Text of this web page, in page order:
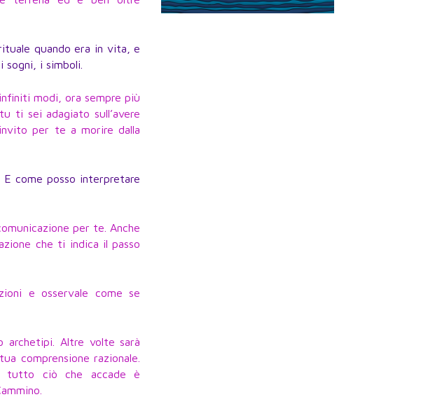
quando era in vita, e
i simboli.
modi, ora sempre più
ti sei adagiato sull’avere
per te a morire dalla
E come posso interpretare
per te. Anche
che ti indica il passo
e osservale come se
archetipi. Altre volte sarà
comprensione razionale.
tutto ciò che accade è